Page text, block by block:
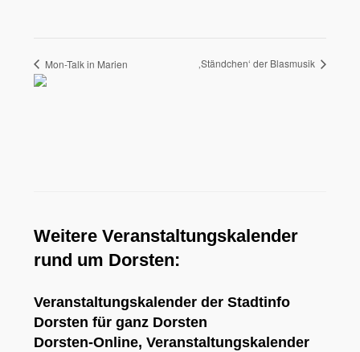
Mon-Talk in Marien ‚Ständchen‘ der Blasmusik
Weitere Veranstaltungskalender
rund um Dorsten:
Veranstaltungskalender der Stadtinfo
Dorsten für ganz Dorsten
Dorsten-Online, Veranstaltungskalender